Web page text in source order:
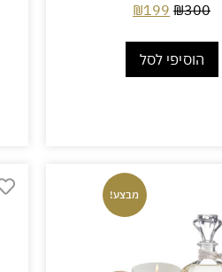
₪300
₪199
הוסיפי לסל
מבצע!